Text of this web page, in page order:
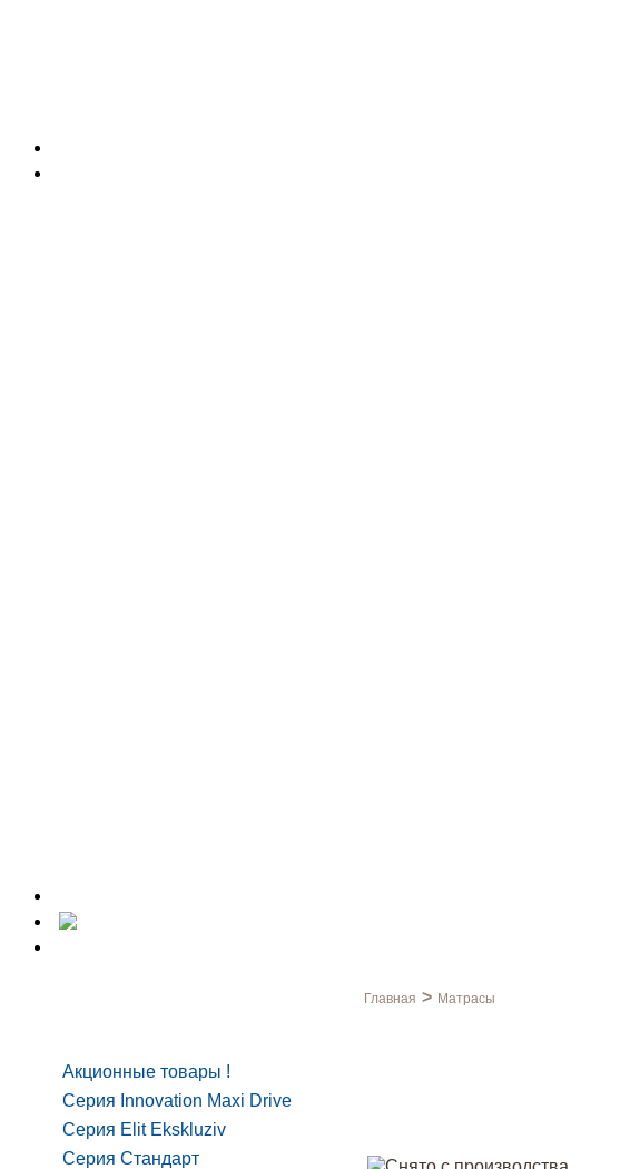
Главная > Матрасы
Акционные товары
Серия Innovation Maxi Drive
Серия Elit Ekskluziv
Серия Стандарт